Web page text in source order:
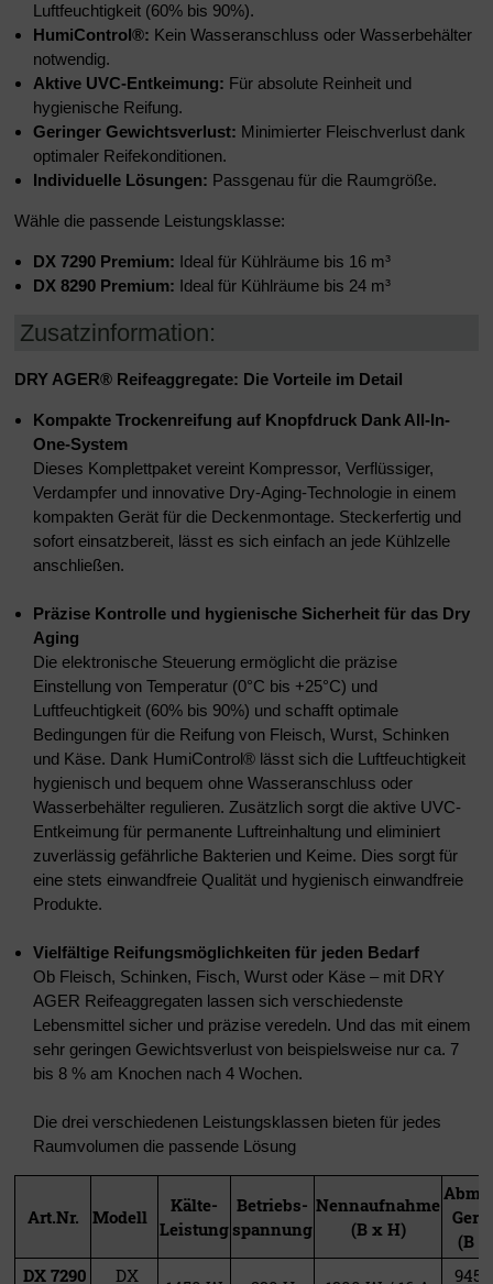
Luftfeuchtigkeit (60% bis 90%).
HumiControl®: Kein Wasseranschluss oder Wasserbehälter
notwendig.
Aktive UVC-Entkeimung: Für absolute Reinheit und
hygienische Reifung.
Geringer Gewichtsverlust: Minimierter Fleischverlust dank
optimaler Reifekonditionen.
Individuelle Lösungen: Passgenau für die Raumgröße.
Wähle die passende Leistungsklasse:
DX 7290 Premium: Ideal für Kühlräume bis 16 m³
DX 8290 Premium: Ideal für Kühlräume bis 24 m³
Zusatzinformation:
DRY AGER® Reifeaggregate: Die Vorteile im Detail
Kompakte Trockenreifung auf Knopfdruck Dank All-In-
One-System
Dieses Komplettpaket vereint Kompressor, Verflüssiger,
Verdampfer und innovative Dry-Aging-Technologie in einem
kompakten Gerät für die Deckenmontage. Steckerfertig und
sofort einsatzbereit, lässt es sich einfach an jede Kühlzelle
anschließen.
Präzise Kontrolle und hygienische Sicherheit für das Dry
Aging
Die elektronische Steuerung ermöglicht die präzise
Einstellung von Temperatur (0°C bis +25°C) und
Luftfeuchtigkeit (60% bis 90%) und schafft optimale
Bedingungen für die Reifung von Fleisch, Wurst, Schinken
und Käse. Dank HumiControl® lässt sich die Luftfeuchtigkeit
hygienisch und bequem ohne Wasseranschluss oder
Wasserbehälter regulieren. Zusätzlich sorgt die aktive UVC-
Entkeimung für permanente Luftreinhaltung und eliminiert
zuverlässig gefährliche Bakterien und Keime. Dies sorgt für
eine stets einwandfreie Qualität und hygienisch einwandfreie
Produkte.
Vielfältige Reifungsmöglichkeiten für jeden Bedarf
Ob Fleisch, Schinken, Fisch, Wurst oder Käse – mit DRY
AGER Reifeaggregaten lassen sich verschiedenste
Lebensmittel sicher und präzise veredeln. Und das mit einem
sehr geringen Gewichtsverlust von beispielsweise nur ca. 7
bis 8 % am Knochen nach 4 Wochen.
Die drei verschiedenen Leistungsklassen bieten für jedes
Raumvolumen die passende Lösung
Art.Nr. Modell
Kälte-
Leistung
Betriebs-
spannung
Nennaufnahme
(B x H)
(B
DX 7290
DX 945